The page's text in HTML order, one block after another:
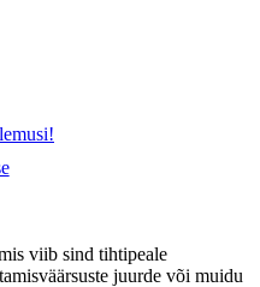
viib sind tihtipeale
juurde või muidu